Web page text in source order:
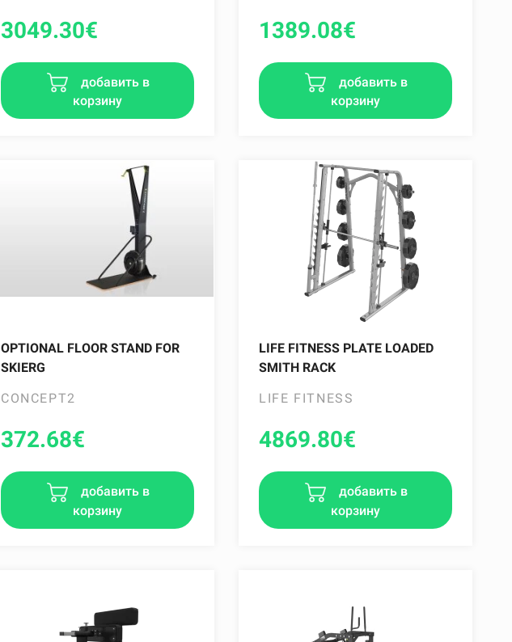
3049.30€
добавить в
корзину
1389.08€
добавить в
корзину
OPTIONAL FLOOR STAND FOR
SKIERG
CONCEPT2
372.68€
добавить в
корзину
LIFE FITNESS PLATE LOADED
SMITH RACK
LIFE FITNESS
4869.80€
добавить в
корзину